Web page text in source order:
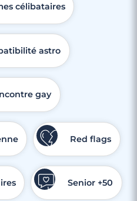
célibataires
astro
gay
Red flags
Senior +50